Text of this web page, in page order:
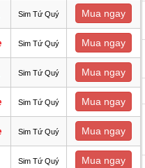
Sim Tứ Quý Mua ngay
Sim Tứ Quý Mua ngay
Sim Tứ Quý Mua ngay
Sim Tứ Quý Mua ngay
Sim Tứ Quý Mua ngay
Sim Tứ Quý Mua ngay